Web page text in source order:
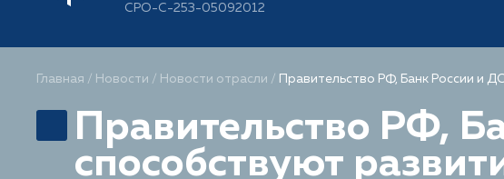
СРО-С-253-05092012
Главная / Новости / Новости отрасли / Правительство РФ, Банк России
Правительство РФ,
способствуют